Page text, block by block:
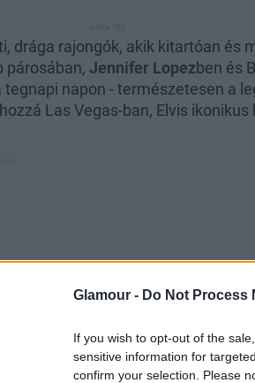
Glamour - Do Not Process
If you wish to opt-out of the
sensitive information for
confirm your selection. Please
drága rajongók, akik kitartóan és
párosában, Jennifer Lopezben és
napon - természetesen a
Las Vegas-ban, Elvis